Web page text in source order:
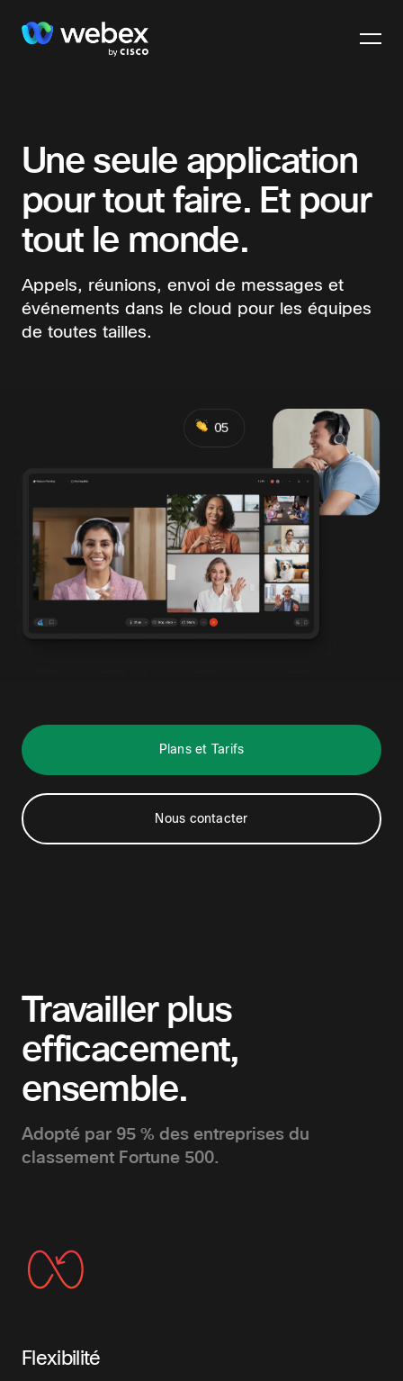
Une seule application
pour tout faire. Et pour
tout le monde.
Appels, réunions, envoi de messages et
événements dans le cloud pour les équipes
de toutes tailles.
Plans et Tarifs
Nous contacter
Travailler plus
efficacement,
ensemble.
Adopté par 95 % des entreprises du
classement Fortune 500.
Flexibilité